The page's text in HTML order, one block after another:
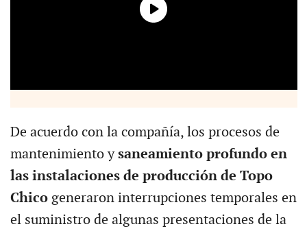
De acuerdo con la compañía, los procesos de
mantenimiento ysaneamiento profundo en
las instalaciones de producción de Topo
Chico generaron interrupciones temporales en
el suministro de algunas presentaciones de la